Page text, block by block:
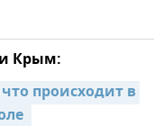
Крым:
происходит в